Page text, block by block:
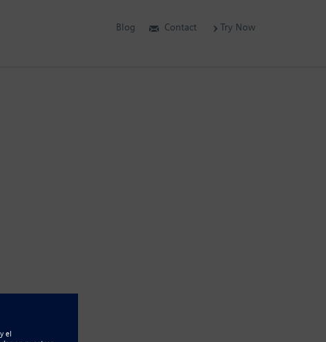
Blog Contact Try Now